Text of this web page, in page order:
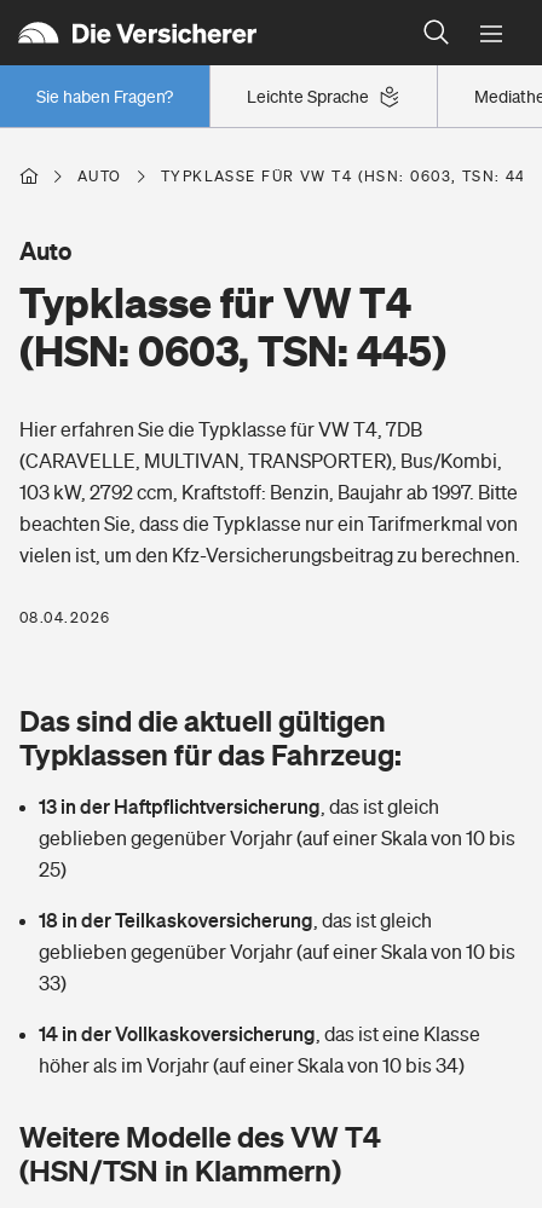
Leichte Sprache
Sie haben Fragen?
Wer versichert was: Jetzt Versicherer finden
Regionalklassen: So ist Ihre Region eingestuft
Wer versichert was: Jetzt Versicherer finden
Berufsunfähigkeitsversicherung
Erwerbsunfähigkeitsversicherung
Grundfähigkeitsversicherung
Arbeitsrechtsschutz
Berufshaftpflichtversicherung
Zur Übersicht
Tools
Wer versichert was: Jetzt Versicherer finden
Sie haben Fragen?
Wohnen
Glasversicherung
Mietkautionsversicherung
Restkreditversicherung
Zur Übersicht
Tools
Hochwasser-Check: Wie gefährdet ist Ihr Haus?
Freizeit
Pri­vate Haft­pflicht­
Kinderunfall­ver­si­che­rung
Kinderinvalidität
Hundehalter-Haftpflicht
Handyversicherung
Private Cyberversicherung
Gesundheit
Private Krankenversicherung
Dread-Disease-Versicherung
Tierkrankenversicherung
Zur Übersicht
Tools
Wer versichert was: Jetzt Versicherer finden
Rentenrechner: Wie viel Geld bekomme ich im Alter?
AUTO TYPKLASSE FÜR VW T4 (HSN: 0603, TSN: 445)
Typklasse für VW T4
(HSN: 0603, TSN: 445)
Auto
Hier erfahren Sie die Typklasse für VW T4, 7DB
(CARAVELLE, MULTIVAN, TRANSPORTER), Bus/Kombi,
103 kW, 2792 ccm, Kraftstoff: Benzin, Baujahr ab 1997. Bitte
beachten Sie, dass die Typklasse nur ein Tarifmerkmal von
vielen ist, um den Kfz-Versicherungsbeitrag zu berechnen.
08.04.2026
Das sind die aktuell gültigen
Typklassen für das Fahrzeug:
13 in der Haftpflichtversicherung das ist gleich
geblieben gegenüber Vorjahr (auf einer Skala von 10 bis
25)
18 in der Teilkaskoversicherung das ist gleich
geblieben gegenüber Vorjahr (auf einer Skala von 10 bis
33)
14 in der Vollkaskoversicherung das ist eine Klasse
höher als im Vorjahr (auf einer Skala von 10 bis 34)
Weitere Modelle des VW T4
(HSN/TSN in Klammern)